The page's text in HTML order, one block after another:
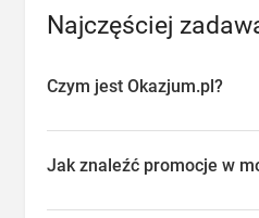
Najczęściej
Czym jest Okazjum.pl?
przeglądać aktualne promocje
Jak znaleźć promocje w